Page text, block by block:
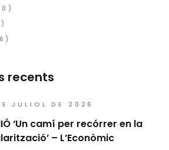
recents
JULIOL DE 2026
‘Un camí per recórrer en la
– L’Econòmic